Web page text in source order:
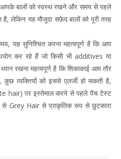
आपके बालों को स्वस्थ रखने और समय से पहले
लेकिन यह मौजूदा सफ़ेद बालों को पूरी तरह
यह सुनिश्चित करना महत्वपूर्ण है कि आप
कर रहे हैं जो किसी भी additives या
रखना महत्वपूर्ण है कि शिकाकाई आम तौर
कुछ व्यक्तियों को इससे एलर्जी हो सकती है,
hair) पर इस्तेमाल करने से पहले पैच टेस्ट
Grey Hair से प्राकृतिक रूप से छुटकारा